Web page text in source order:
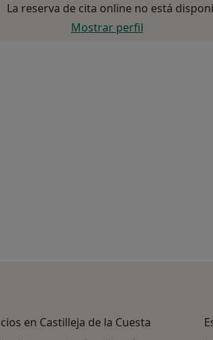
La reserva de cita online no está
Mostrar perfil
en Castilleja de la Cuesta